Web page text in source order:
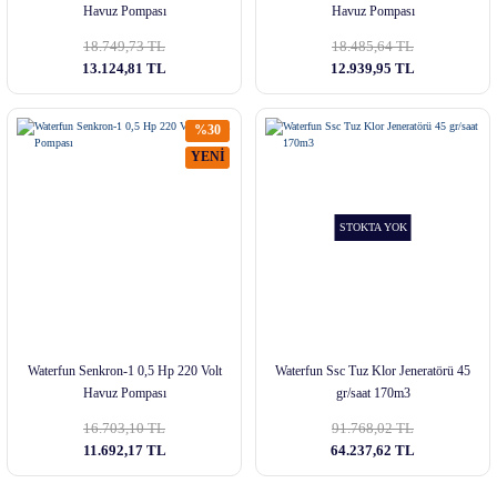
Havuz Pompası
18.749,73 TL
13.124,81 TL
Havuz Pompası
18.485,64 TL
12.939,95 TL
%30
YENİ
Waterfun Senkron-1 0,5 Hp 220 Volt
Havuz Pompası
16.703,10 TL
11.692,17 TL
STOKTA YOK
Waterfun Ssc Tuz Klor Jeneratörü 45
gr/saat 170m3
91.768,02 TL
64.237,62 TL